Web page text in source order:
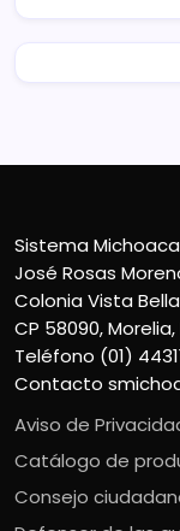
Sistema
José Rosas
Colonia Vista Bella
CP 58090,
Teléfono (01)
Contacto
Aviso de
Catálogo de
Consejo